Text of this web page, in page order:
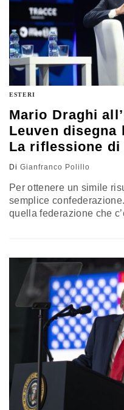
ESTERI
Mario Draghi
Leuven disegna
La riflessione
Di Gianfranco Polillo
Per ottenere un simile
semplice
quella federazione che